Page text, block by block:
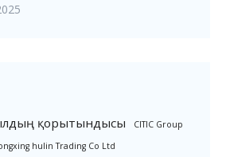
қорытындысы CITIC Group
hulin Trading Co Ltd